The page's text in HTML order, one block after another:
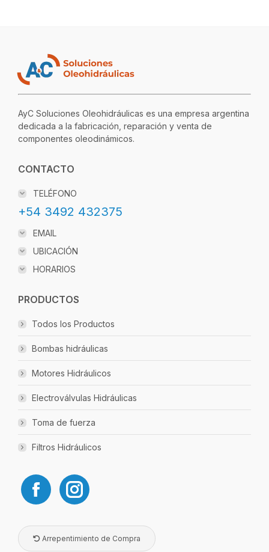
AyC Soluciones Oleohidráulicas es una empresa argentina
dedicada a la fabricación, reparación y venta de
componentes oleodinámicos.
CONTACTO
TELÉFONO
+54 3492 432375
EMAIL
UBICACIÓN
HORARIOS
PRODUCTOS
Todos los Productos
Bombas hidráulicas
Motores Hidráulicos
Electroválvulas Hidráulicas
Toma de fuerza
Filtros Hidráulicos
Arrepentimiento de Compra